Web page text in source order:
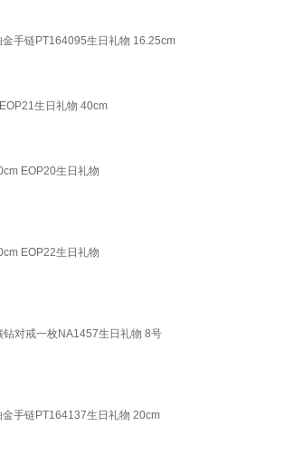
手链PT164095生日礼物 16.25cm
生日礼物 40cm
EOP20生日礼物
EOP22生日礼物
对戒一枚NA1457生日礼物 8号
手链PT164137生日礼物 20cm